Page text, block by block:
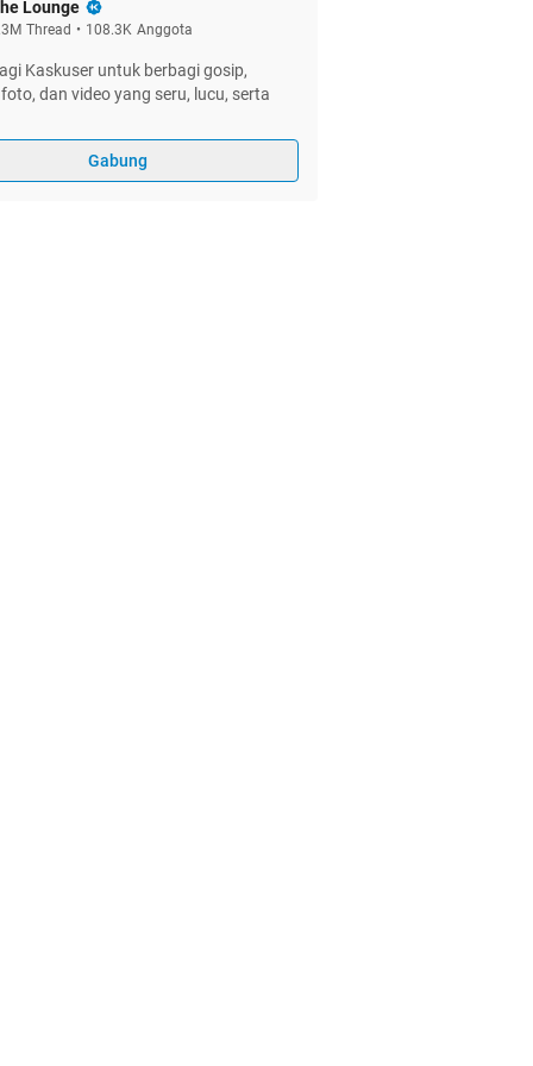
Lounge
Thread • 108.3K Anggota
Kaskuser untuk berbagi gosip,
dan video yang seru, lucu, serta
Gabung